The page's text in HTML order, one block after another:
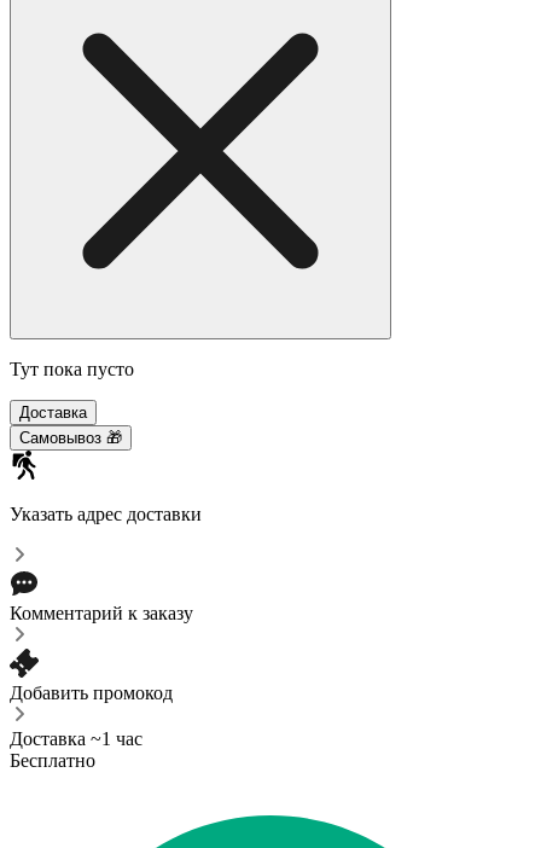
Тут пока пусто
Доставка
Самовывоз 🎁
Указать адрес доставки
Комментарий к заказу
Добавить промокод
Доставка ~1 час
Бесплатно